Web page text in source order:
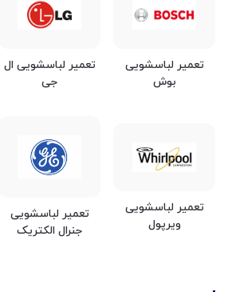
تعمیر لباسشویی
بوش
تعمیر لباسشویی ال
جی
تعمیر لباسشویی
ویرپول
تعمیر لباسشویی
جنرال الکتریک